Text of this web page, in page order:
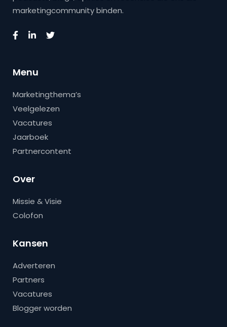
marketingcommunity binden.
Menu
Marketingthema’s
Veelgelezen
Vacatures
Jaarboek
Partnercontent
Over
Missie & Visie
Colofon
Kansen
Adverteren
Partners
Vacatures
Blogger worden